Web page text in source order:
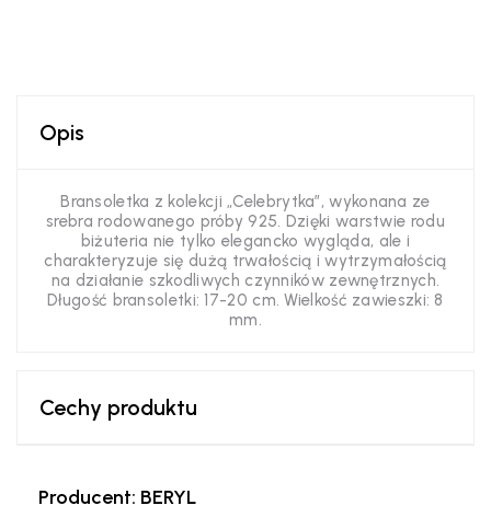
Opis
Bransoletka z kolekcji „Celebrytka”, wykonana ze
srebra rodowanego próby 925. Dzięki warstwie rodu
biżuteria nie tylko elegancko wygląda, ale i
charakteryzuje się dużą trwałością i wytrzymałością
na działanie szkodliwych czynników zewnętrznych.
Długość bransoletki: 17-20 cm. Wielkość zawieszki: 8
mm.
Cechy produktu
Producent: BERYL